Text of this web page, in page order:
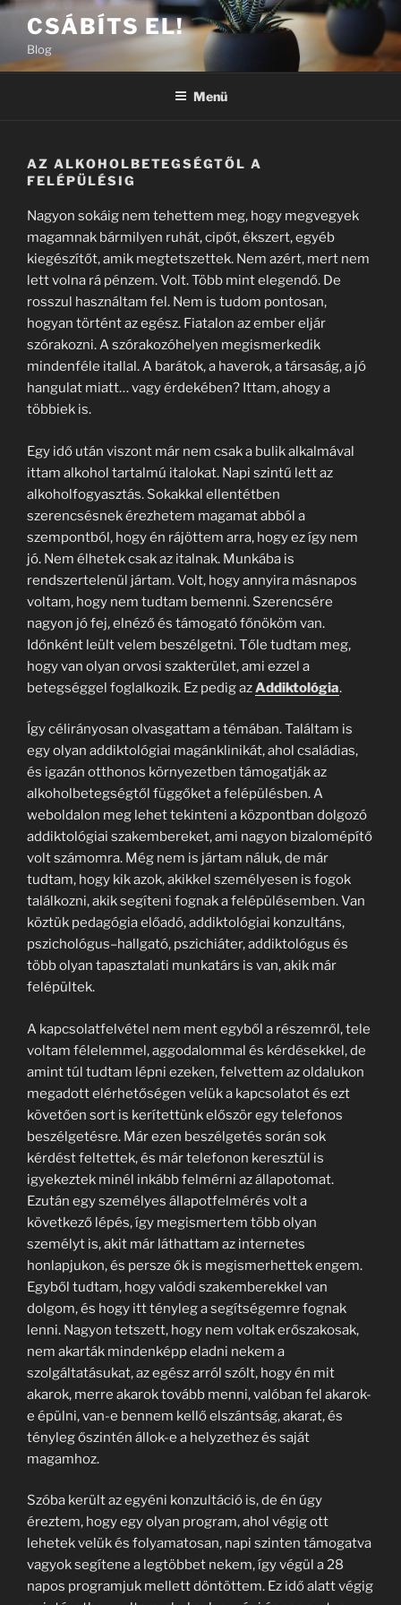
Tartalomhoz
CSÁBÍTS EL!
Blog
Menü
AZ ALKOHOLBETEGSÉGTŐL A
FELÉPÜLÉSIG
Nagyon sokáig nem tehettem meg, hogy megvegyek
magamnak bármilyen ruhát, cipőt, ékszert, egyéb
kiegészítőt, amik megtetszettek. Nem azért, mert nem
lett volna rá pénzem. Volt. Több mint elegendő. De
rosszul használtam fel. Nem is tudom pontosan,
hogyan történt az egész. Fiatalon az ember eljár
szórakozni. A szórakozóhelyen megismerkedik
mindenféle itallal. A barátok, a haverok, a társaság, a jó
hangulat miatt… vagy érdekében? Ittam, ahogy a
többiek is.
Egy idő után viszont már nem csak a bulik alkalmával
ittam alkohol tartalmú italokat. Napi szintű lett az
alkoholfogyasztás. Sokakkal ellentétben
szerencsésnek érezhetem magamat abból a
szempontból, hogy én rájöttem arra, hogy ez így nem
jó. Nem élhetek csak az italnak. Munkába is
rendszertelenül jártam. Volt, hogy annyira másnapos
voltam, hogy nem tudtam bemenni. Szerencsére
nagyon jó fej, elnéző és támogató főnököm van.
Időnként leült velem beszélgetni. Tőle tudtam meg,
hogy van olyan orvosi szakterület, ami ezzel a
betegséggel foglalkozik. Ez pedig azAddiktológia.
Így célirányosan olvasgattam a témában. Találtam is
egy olyan addiktológiai magánklinikát, ahol családias,
és igazán otthonos környezetben támogatják az
alkoholbetegségtől függőket a felépülésben. A
weboldalon meg lehet tekinteni a központban dolgozó
addiktológiai szakembereket, ami nagyon bizalomépítő
volt számomra. Még nem is jártam náluk, de már
tudtam, hogy kik azok, akikkel személyesen is fogok
találkozni, akik segíteni fognak a felépülésemben. Van
köztük pedagógia előadó, addiktológiai konzultáns,
pszichológus–hallgató, pszichiáter, addiktológus és
több olyan tapasztalati munkatárs is van, akik már
felépültek.
A kapcsolatfelvétel nem ment egyből a részemről, tele
voltam félelemmel, aggodalommal és kérdésekkel, de
amint túl tudtam lépni ezeken, felvettem az oldalukon
megadott elérhetőségen velük a kapcsolatot és ezt
követően sort is kerítettünk először egy telefonos
beszélgetésre. Már ezen beszélgetés során sok
kérdést feltettek, és már telefonon keresztül is
igyekeztek minél inkább felmérni az állapotomat.
Ezután egy személyes állapotfelmérés volt a
következő lépés, így megismertem több olyan
személyt is, akit már láthattam az internetes
honlapjukon, és persze ők is megismerhettek engem.
Egyből tudtam, hogy valódi szakemberekkel van
dolgom, és hogy itt tényleg a segítségemre fognak
lenni. Nagyon tetszett, hogy nem voltak erőszakosak,
nem akarták mindenképp eladni nekem a
szolgáltatásukat, az egész arról szólt, hogy én mit
akarok, merre akarok tovább menni, valóban fel akarok-
e épülni, van-e bennem kellő elszántság, akarat, és
tényleg őszintén állok-e a helyzethez és saját
magamhoz.
Szóba került az egyéni konzultáció is, de én úgy
éreztem, hogy egy olyan program, ahol végig ott
lehetek velük és folyamatosan, napi szinten támogatva
vagyok segítene a legtöbbet nekem, így végül a 28
napos programjuk mellett döntöttem. Ez idő alatt végig